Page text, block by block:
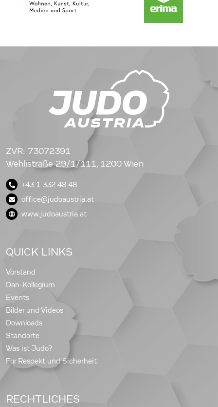
ZVR: 73072391
Wehlistraße 29/1/111, 1200 Wien
+43 1 332 48 48
office@judoaustria.at
www.judoaustria.at
QUICK LINKS
Vorstand
Dan-Kollegium
Events
Bilder und Videos
Downloads
Standorte
Was ist Judo?
Für Respekt und Sicherheit
RECHTLICHES